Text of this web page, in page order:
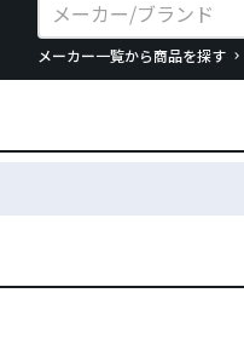
メーカー一覧から商品を探す